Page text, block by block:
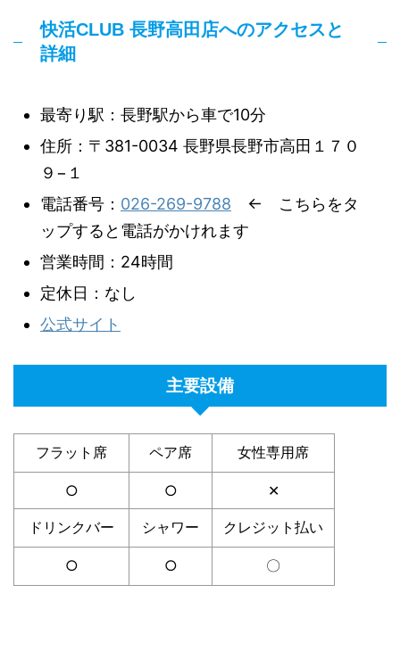
快活CLUB 長野高田店へのアクセスと
詳細
最寄り駅：長野駅から車で10分
住所：〒381-0034 長野県長野市高田１７０
９−１
電話番号： 026-269-9788 ← こちらをタ
ップすると電話がかけれます
営業時間：24時間
定休日：なし
公式サイト
主要設備
フラット席 ペア席 女性専用席
○ ○ ✕
ドリンクバー シャワー クレジット払い
○ ○ 〇